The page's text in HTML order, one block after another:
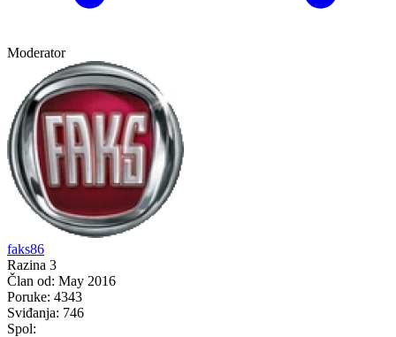
Moderator
faks86
Razina 3
Član od: May 2016
Poruke: 4343
Sviđanja: 746
Spol: